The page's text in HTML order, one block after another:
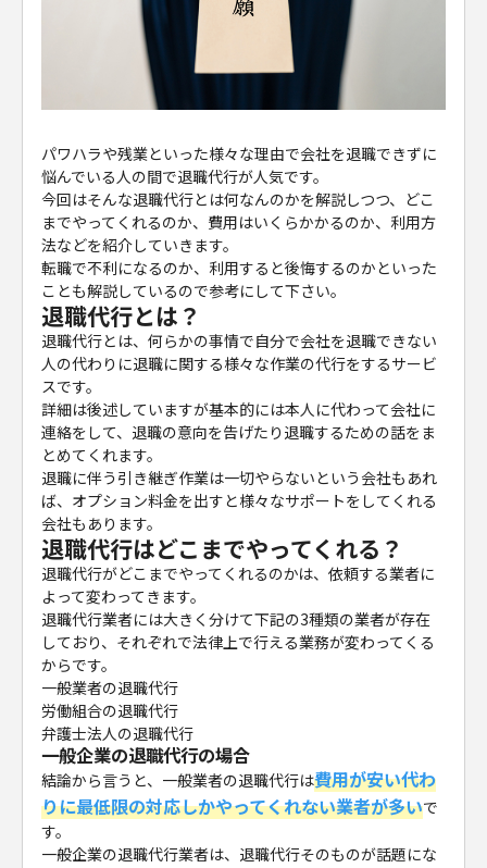
パワハラや残業といった様々な理由で会社を退職できずに
悩んでいる人の間で退職代行が人気です。
今回はそんな退職代行とは何なんのかを解説しつつ、どこ
までやってくれるのか、費用はいくらかかるのか、利用方
法などを紹介していきます。
転職で不利になるのか、利用すると後悔するのかといった
ことも解説しているので参考にして下さい。
退職代行とは？
退職代行とは、何らかの事情で自分で会社を退職できない
人の代わりに退職に関する様々な作業の代行をするサービ
スです。
詳細は後述していますが基本的には本人に代わって会社に
連絡をして、退職の意向を告げたり退職するための話をま
とめてくれます。
退職に伴う引き継ぎ作業は一切やらないという会社もあれ
ば、オプション料金を出すと様々なサポートをしてくれる
会社もあります。
退職代行はどこまでやってくれる？
退職代行がどこまでやってくれるのかは、依頼する業者に
よって変わってきます。
退職代行業者には大きく分けて下記の3種類の業者が存在
しており、それぞれで法律上で行える業務が変わってくる
からです。
一般業者の退職代行
労働組合の退職代行
弁護士法人の退職代行
一般企業の退職代行の場合
結論から言うと、一般業者の退職代行は費用が安い代わ
りに最低限の対応しかやってくれない業者が多いで
す。
一般企業の退職代行業者は、退職代行そのものが話題にな